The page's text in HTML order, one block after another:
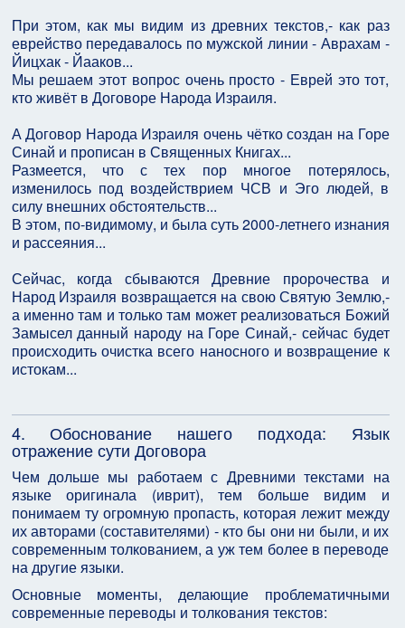
При этом, как мы видим из древних текстов,- как раз
еврейство передавалось по мужской линии - Аврахам -
Йицхак - Йааков...
Мы решаем этот вопрос очень просто - Еврей это тот,
кто живёт в Договоре Народа Израиля.
А Договор Народа Израиля очень чётко создан на Горе
Синай и прописан в Священных Книгах...
Размеется, что с тех пор многое потерялось,
изменилось под воздействрием ЧСВ и Эго людей, в
силу внешних обстоятельств...
В этом, по-видимому, и была суть 2000-летнего изнания
и рассеяния...
Сейчас, когда сбываются Древние пророчества и
Народ Израиля возвращается на свою Святую Землю,-
а именно там и только там может реализоваться Божий
Замысел данный народу на Горе Синай,- сейчас будет
происходить очистка всего наносного и возвращение к
истокам...
4. Обоснование нашего подхода: Язык
отражение сути Договора
Чем дольше мы работаем с Древними текстами на
языке оригинала (иврит), тем больше видим и
понимаем ту огромную пропасть, которая лежит между
их авторами (составителями) - кто бы они ни были, и их
современным толкованием, а уж тем более в переводе
на другие языки.
Основные моменты, делающие проблематичными
современные переводы и толкования текстов: